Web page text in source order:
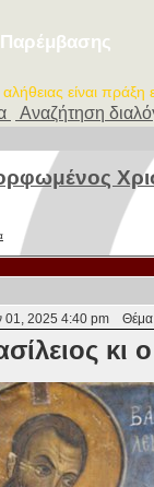
Παρέμβασης
είναι πράξη
Αναζήτηση
01, 2025 4:40 pm Θέμα